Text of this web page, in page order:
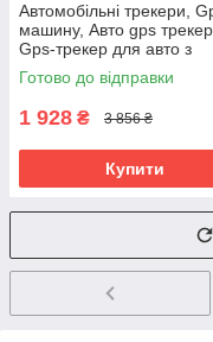
Автомобільні трекери,
машину, Авто gps трекер,
Gps-трекер для авто з
додатком, Gps в машину
викрадення, RYH
Готово до відправки
1 928 ₴ 3 856 ₴
Купити